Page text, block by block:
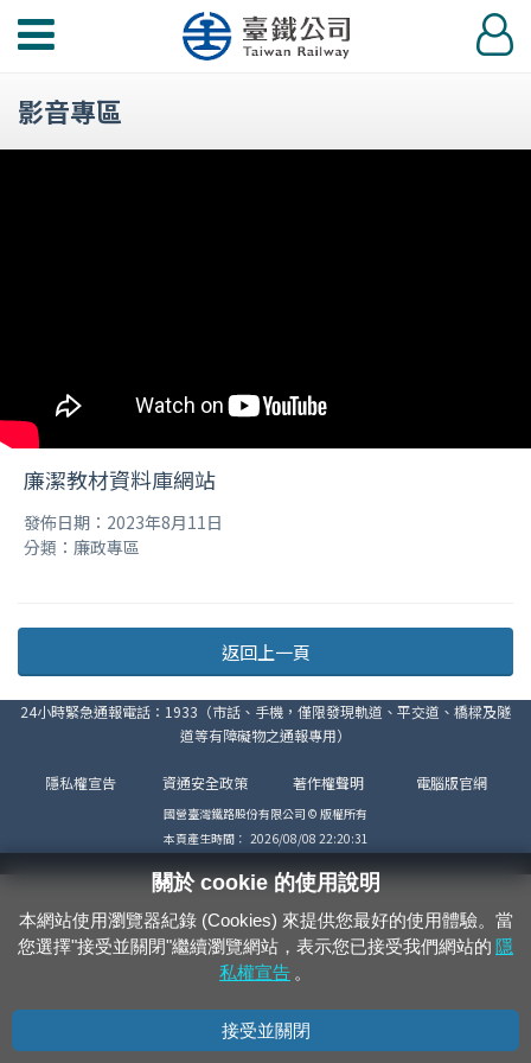
功
選
登
入
影音專區
廉潔教材資料庫網站
發佈日期：2023年8月11日
分類：廉政專區
返回上一頁
24小時緊急通報電話：1933（市話、手機，僅限發現軌道、平交道、橋樑及隧
道等有障礙物之通報專用）
隱私權宣告 資通安全政策 著作權聲明 電腦版官網
國營臺灣鐵路股份有限公司 © 版權所有
本頁產生時間： 2026/08/08 22:20:31
關於 cookie 的使用說明
本網站使用瀏覽器紀錄 (Cookies) 來提供您最好的使用體驗。當
您選擇"接受並關閉"繼續瀏覽網站，表示您已接受我們網站的 隱
私權宣告 。
接受並關閉